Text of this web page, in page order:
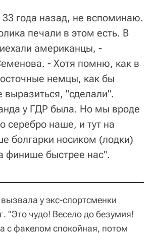
года назад, не вспоминаю.
печали в этом есть. В
американцы, -
- Хотя помню, как в
немцы, как бы
выразиться, "сделали".
у ГДР была. Но мы вроде
серебро наше, и тут на
болгарки носиком (лодки)
финише быстрее нас".
у экс-спортсменки
"Это чудо! Весело до безумия!
с факелом спокойная, потом